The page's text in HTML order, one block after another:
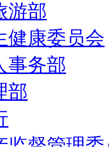
游部
健康委员会
事务部
部